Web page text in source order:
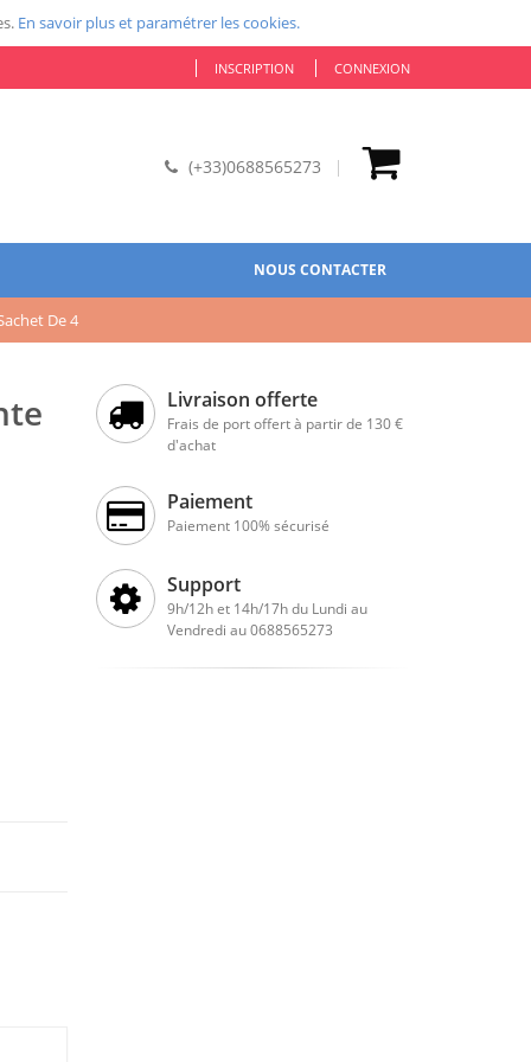
En savoir plus et paramétrer les cookies.
INSCRIPTION CONNEXION
(+33)0688565273
NOUS CONTACTER
De 4
Livraison offerte
Frais de port offert à partir de 130 €
d'achat
Paiement
Paiement 100% sécurisé
Support
9h/12h et 14h/17h du Lundi au
Vendredi au 0688565273